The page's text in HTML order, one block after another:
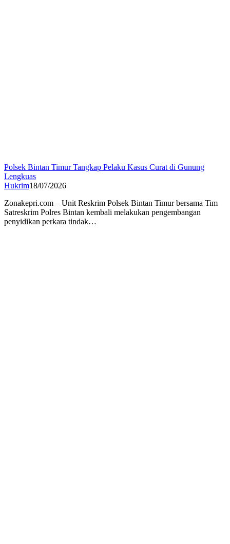
Polsek Bintan Timur Tangkap Pelaku Kasus Curat di Gunung
Lengkuas
Hukrim18/07/2026
Zonakepri.com – Unit Reskrim Polsek Bintan Timur bersama Tim
Satreskrim Polres Bintan kembali melakukan pengembangan
penyidikan perkara tindak…